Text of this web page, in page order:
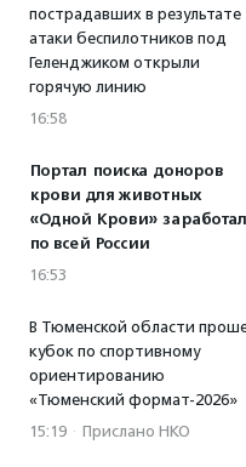
пострадавших в результате
атаки беспилотников под
Геленджиком открыли
горячую линию
16:58
Портал поиска доноров
крови для животных
«Одной Крови» заработал
по всей России
16:53
В Тюменской области
кубок по спортивному
ориентированию
«Тюменский формат-2026»
15:19 · Прислано НКО